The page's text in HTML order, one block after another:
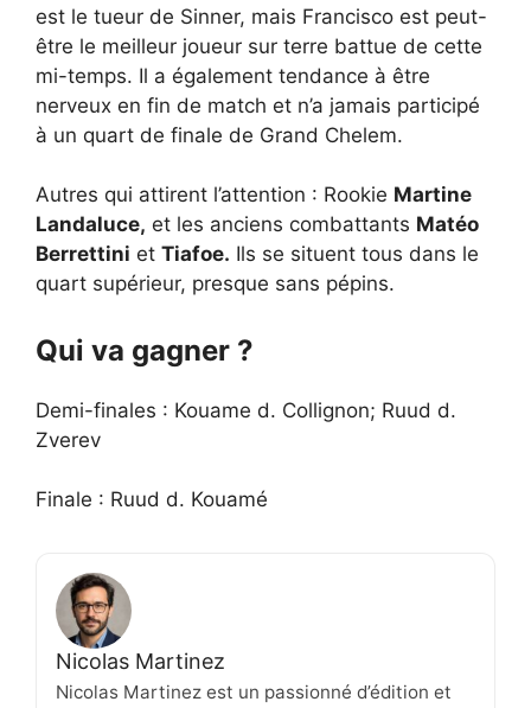
est le tueur de Sinner, mais Francisco est peut-
être le meilleur joueur sur terre battue de cette
mi-temps. Il a également tendance à être
nerveux en fin de match et n’a jamais participé
à un quart de finale de Grand Chelem.
Autres qui attirent l’attention : Rookie Martine
Landaluce, et les anciens combattants Matéo
Berrettini et Tiafoe. Ils se situent tous dans le
quart supérieur, presque sans pépins.
Qui va gagner ?
Demi-finales : Kouame d. Collignon; Ruud d.
Zverev
Finale : Ruud d. Kouamé
Nicolas Martinez
Nicolas Martinez est un passionné d’édition et